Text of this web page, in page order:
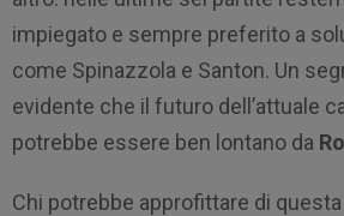
impiegato e sempre preferito a
come Spinazzola e Santon. Un
evidente che il futuro dell’attuale
potrebbe essere ben lontano da
Chi potrebbe approfittare di